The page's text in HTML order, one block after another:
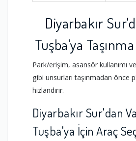
Diyarbakır
Tuşba'ya
Park/erişim, asansör kullanımı
gibi unsurları taşınmadan önce
hızlandırır.
Diyarbakır Sur'dan
Tuşba'ya İçin Araç